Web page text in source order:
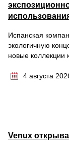
Испанская
экологичную
новые коллекции
4 августа
Venux